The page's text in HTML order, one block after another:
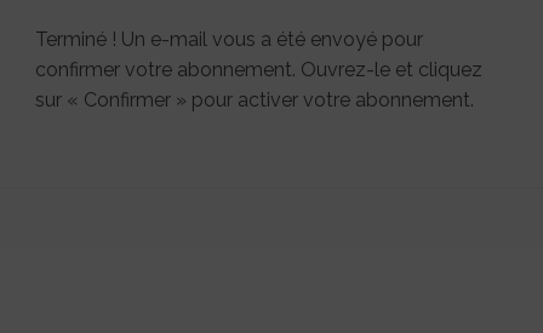
Terminé ! Un e-mail vous a été envoyé pour
confirmer votre abonnement. Ouvrez-le et cliquez
sur « Confirmer » pour activer votre abonnement.